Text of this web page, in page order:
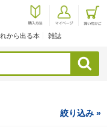
から出る本 雑誌
検索
絞り込み »